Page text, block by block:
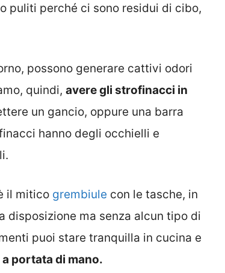
puliti perché ci sono residui di cibo,
possono generare cattivi odori
quindi, avere gli strofinacci in
un gancio, oppure una barra
hanno degli occhielli e
il mitico grembiule con le tasche, in
disposizione ma senza alcun tipo di
puoi stare tranquilla in cucina e
portata di mano.